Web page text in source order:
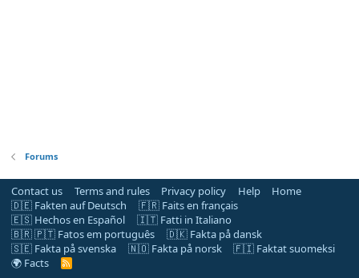
Forums
Contact us Terms and rules Privacy policy Help
Home
🇩🇪 Fakten auf Deutsch
🇫🇷 Faits en français
🇪🇸 Hechos en Español
🇮🇹 Fatti in Italiano
🇧🇷 🇵🇹 Fatos em português
🇩🇰 Fakta på dansk
🇸🇪 Fakta på svenska
🇳🇴 Fakta på norsk
🇫🇮 Faktat suomeksi
🌍 Facts
R